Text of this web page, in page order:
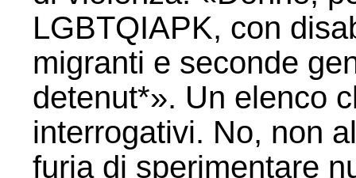
LGBTQIAPK, con
migranti e seconde
detenut*». Un elenco
interrogativi. No, non
furia di sperimentare